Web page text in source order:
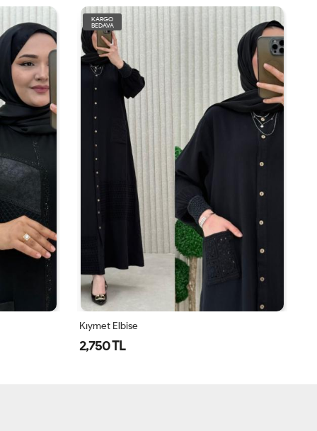
KARGO
BEDAVA
Kıymet Elbise
2,750 TL